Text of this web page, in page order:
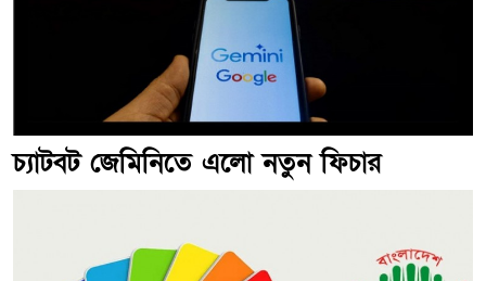
চ্যাটবট জেমিনিতে এলো নতুন ফিচার